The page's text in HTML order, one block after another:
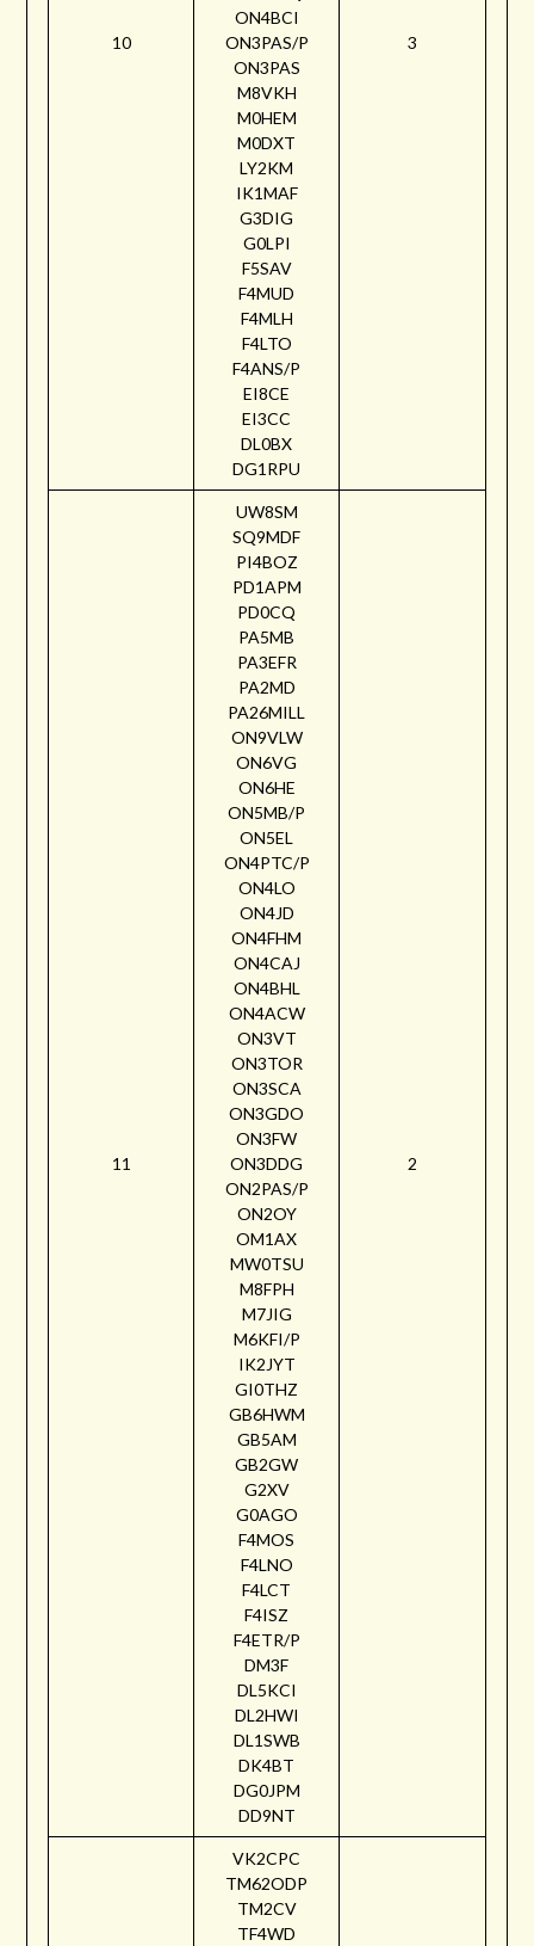
10
ON4BCI
ON3PAS/P
ON3PAS
M8VKH
M0HEM
M0DXT
LY2KM
IK1MAF
G3DIG
G0LPI
F5SAV
F4MUD
F4MLH
F4LTO
F4ANS/P
EI8CE
EI3CC
DL0BX
DG1RPU
3
11
UW8SM
SQ9MDF
PI4BOZ
PD1APM
PD0CQ
PA5MB
PA3EFR
PA2MD
PA26MILL
ON9VLW
ON6VG
ON6HE
ON5MB/P
ON5EL
ON4PTC/P
ON4LO
ON4JD
ON4FHM
ON4CAJ
ON4BHL
ON4ACW
ON3VT
ON3TOR
ON3SCA
ON3GDO
ON3FW
ON3DDG
ON2PAS/P
ON2OY
OM1AX
MW0TSU
M8FPH
M7JIG
M6KFI/P
IK2JYT
GI0THZ
GB6HWM
GB5AM
GB2GW
G2XV
G0AGO
F4MOS
F4LNO
F4LCT
F4ISZ
F4ETR/P
DM3F
DL5KCI
DL2HWI
DL1SWB
DK4BT
DG0JPM
DD9NT
2
VK2CPC
TM62ODP
TM2CV
TF4WD